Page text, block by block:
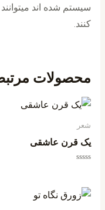
سیستم شده اند
کنند.
محصولات
شعر
یک قرن عاشقی
5